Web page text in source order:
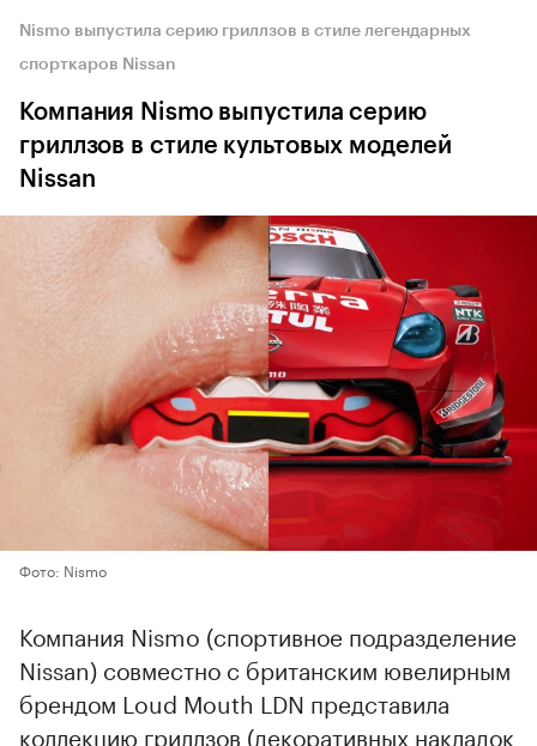
Nismo выпустила серию гриллзов в стиле легендарных
спорткаров Nissan
Компания Nismo выпустила серию
гриллзов в стиле культовых моделей
Nissan
Фото: Nismo
Компания Nismo (спортивное подразделение
Nissan) совместно с британским ювелирным
брендом Loud Mouth LDN представила
коллекцию гриллзов (декоративных накладок